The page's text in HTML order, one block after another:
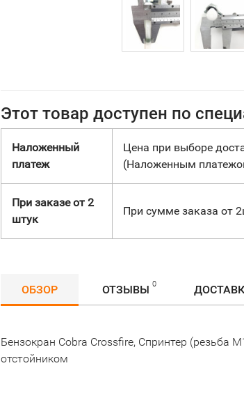
Этот товар доступен по
Наложенный
платеж
Цена при выборе
(Наложенным
При заказе от 2
штук
При сумме заказа от
ОБЗОР ОТЗЫВЫ 0
Бензокран Cobra Crossfire, Спринтер (резьба
отстойником